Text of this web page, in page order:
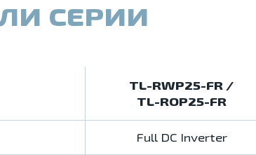
СЕРИИ
TL-RWP25-FR /
TL-ROP25-FR
Full DC Inverter